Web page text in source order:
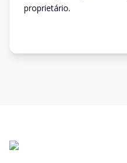
proprietário.